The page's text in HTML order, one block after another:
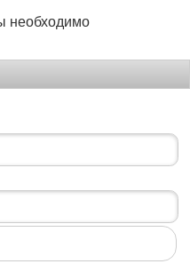
необходимо